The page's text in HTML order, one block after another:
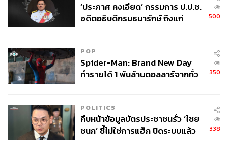
‘ประภาศ คงเอียด’ กรรมการ ป.ป.ช.
อดีตอธิบดีกรมธนารักษ์ ถึงแก่
500
POP
Spider-Man: Brand New Day
ทำรายได้ 1 พันล้านดอลลาร์จากทั่ว
350
POLITICS
คืบหน้าข้อมูลบัตรประชาชนรั่ว ‘ไชย
ชนก’ ชี้ไม่ใช่การแฮ็ก ปิดระบบแล้ว
338